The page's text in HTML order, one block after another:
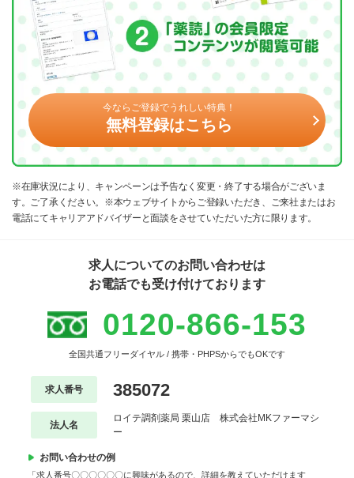
今ならご登録でうれしい特典！
無料登録はこちら
※在庫状況により、キャンペーンは予告なく変更・終了する場合がございま
す。ご了承ください。※本ウェブサイトからご登録いただき、ご来社またはお
電話にてキャリアアドバイザーと面談をさせていただいた方に限ります。
求人についてのお問い合わせは
お電話でも受け付けております
0120-866-153
全国共通フリーダイヤル / 携帯・PHPSからでもOKです
求人番号 385072
法人名
ロイテ調剤薬局 栗山店 株式会社MKファーマシ
ー
お問い合わせの例
「求人番号〇〇〇〇〇〇に興味があるので、詳細を教えていただけます